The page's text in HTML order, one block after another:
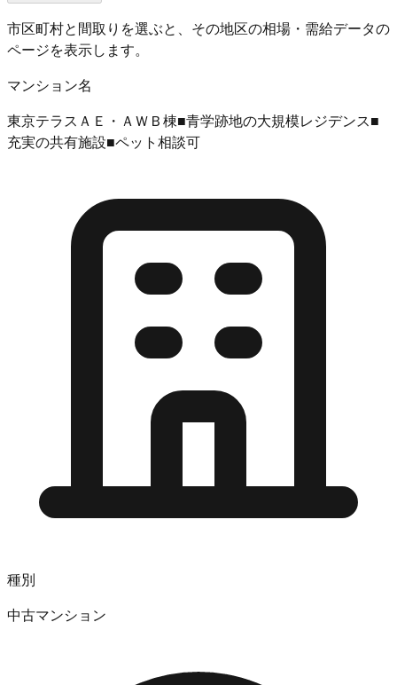
市区町村と間取りを選ぶと、その地区の相場・需給データの
ページを表示します。
マンション名
東京テラスＡＥ・ＡＷＢ棟■青学跡地の大規模レジデンス■
充実の共有施設■ペット相談可
種別
中古マンション